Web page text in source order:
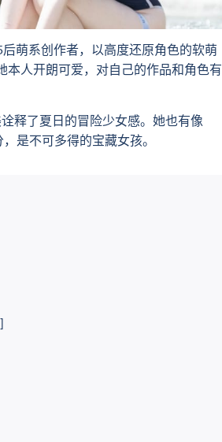
萌系创作者，以高度还原角色的软萌
本人开朗可爱，对自己的作品和角色有
释了夏日的冒险少女感。她也有像
是不可多得的宝藏女孩。